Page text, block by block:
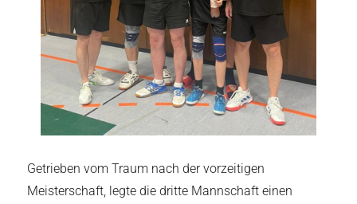
Getrieben vom Traum nach der vorzeitigen
Meisterschaft, legte die dritte Mannschaft einen